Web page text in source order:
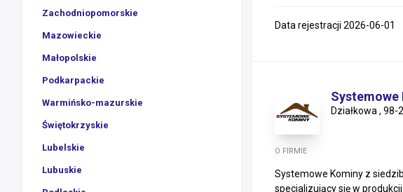
Zachodniopomorskie
Mazowieckie
Małopolskie
Podkarpackie
Warmińsko-mazurskie
Świętokrzyskie
Lubelskie
Lubuskie
Data rejestracji 2026-06-01
Systemowe
Działkowa , 98-
O FIRMIE
Systemowe Kominy z
specjalizujący się w